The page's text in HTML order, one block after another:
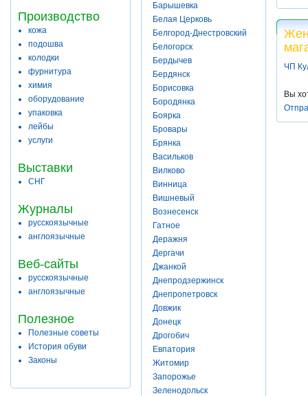
Производство
кожа
подошва
колодки
фурнитура
химия
оборудование
упаковка
лейбы
услуги
Выставки
СНГ
Журналы
русскоязычные
англоязычные
Веб-сайты
русскоязычные
англоязычные
Полезное
Полезные советы
История обуви
Законы
Барышевка
Белая Церковь
Белгород-Днестровский
Белогорск
Бердычев
Бердянск
Борисовка
Бородянка
Боярка
Бровары
Брянка
Васильков
Вилково
Винница
Вишневый
Вознесенск
Гатное
Деражня
Дергачи
Джанкой
Днепродзержинск
Днепропетровск
Довжик
Донецк
Дрогобич
Евпатория
Житомир
Запорожье
Зеленодольск
ЧП
Вы